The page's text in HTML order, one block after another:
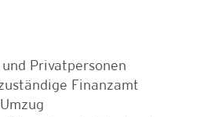
Privatpersonen
Finanzamt